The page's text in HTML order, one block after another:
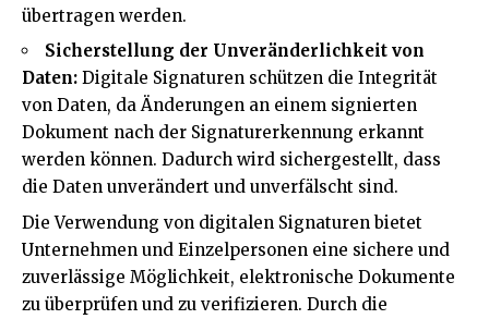
übertragen werden.
Sicherstellung der Unveränderlichkeit von
Daten: Digitale Signaturen schützen die Integrität
von Daten, da Änderungen an einem signierten
Dokument nach der Signaturerkennung erkannt
werden können. Dadurch wird sichergestellt, dass
die Daten unverändert und unverfälscht sind.
Die Verwendung von digitalen Signaturen bietet
Unternehmen und Einzelpersonen eine sichere und
zuverlässige Möglichkeit, elektronische Dokumente
zu überprüfen und zu verifizieren. Durch die